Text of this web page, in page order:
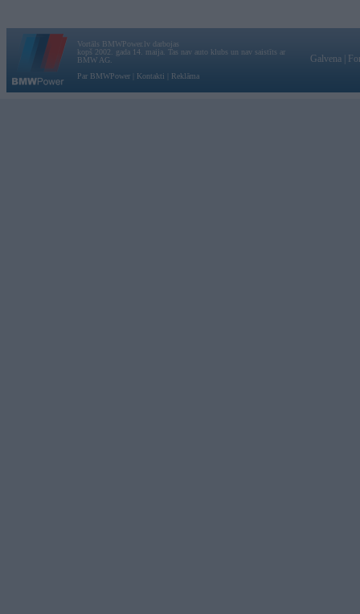
Vortāls BMWPower.lv darbojas
kopš 2002. gada 14. maija. Tas nav auto klubs un nav saistīts ar
BMW AG.
Par BMWPower
Kontakti Reklāma
Galvena